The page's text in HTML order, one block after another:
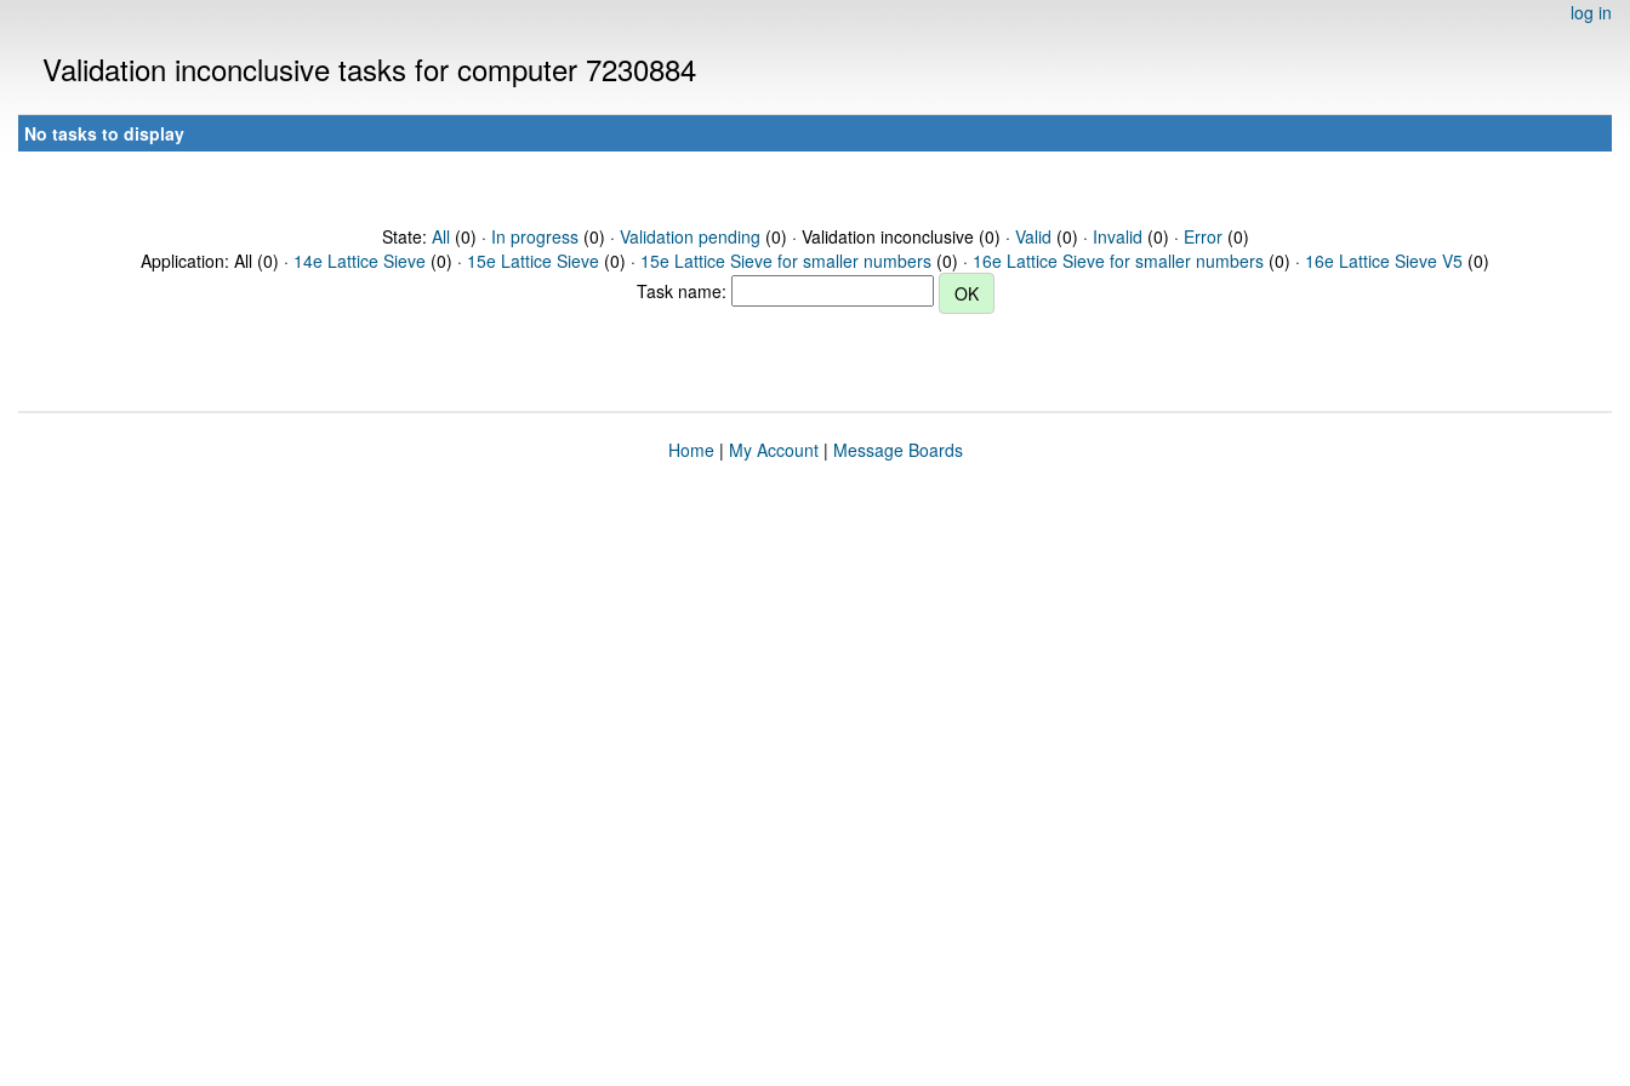
log in
Validation inconclusive tasks for computer 7230884
No tasks to display
State: All(0) · In progress(0) · Validation pending (0) · Validation inconclusive (0) · Valid (0) · Invalid (0) · Error(0)
Application: All (0) · 14e Lattice Sieve (0) · 15e Lattice Sieve (0) · 15e Lattice Sieve for smaller numbers (0) · 16e Lattice Sieve for smaller numbers (0) · 16e Lattice Sieve V5 (0)
Task name:
Home| My Account| Message Boards